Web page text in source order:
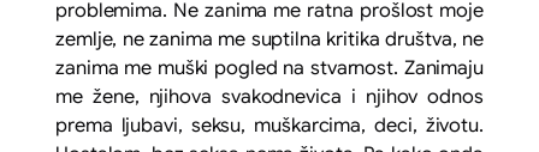
problemima. Ne zanima me ratna prošlost moje
zemlje, ne zanima me suptilna kritika društva, ne
zanima me muški pogled na stvarnost. Zanimaju
me žene, njihova svakodnevica i njihov odnos
prema ljubavi, seksu, muškarcima, deci, životu.